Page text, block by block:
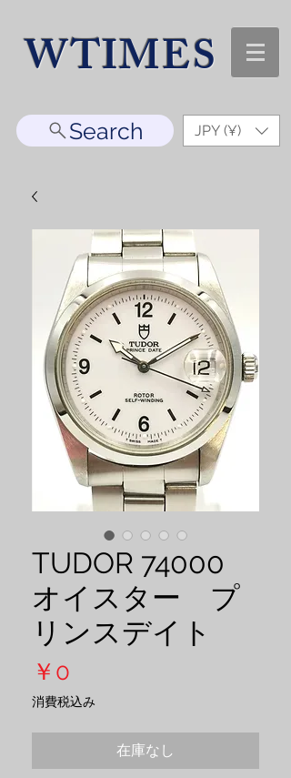
WTIMES
Search JPY (¥)
TUDOR 74000
オイスター プ
リンスデイト
￥0
格
消費税込み
在庫なし